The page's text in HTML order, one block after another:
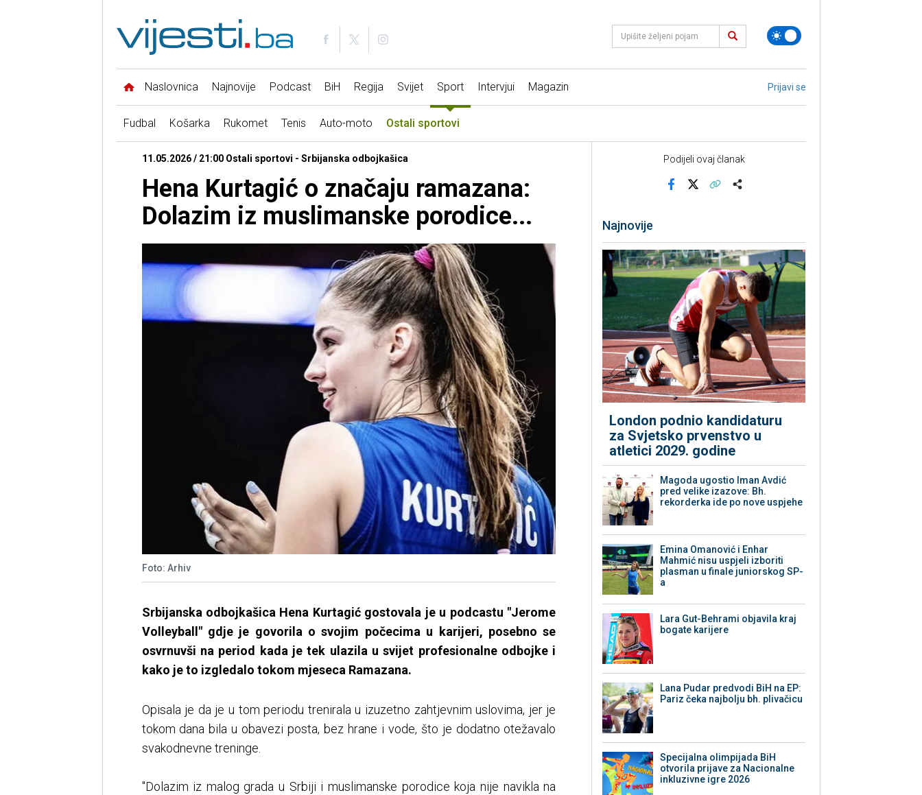
Naslovnica Najnovije Podcast BiH Regija Svijet Sport Intervjui Magazin Prijavi se
Fudbal Košarka Rukomet Tenis Auto-moto Ostali sportovi
11.05.2026 / 21:00 Ostali sportovi - Srbijanska odbojkašica
Hena Kurtagić o značaju ramazana:
Dolazim iz muslimanske porodice...
Foto: Arhiv
Srbijanska odbojkašica Hena Kurtagić gostovala je u podcastu "Jerome
Volleyball" gdje je govorila o svojim počecima u karijeri, posebno se
osvrnuvši na period kada je tek ulazila u svijet profesionalne odbojke i
kako je to izgledalo tokom mjeseca Ramazana.
Opisala je da je u tom periodu trenirala u izuzetno zahtjevnim uslovima, jer je
tokom dana bila u obavezi posta, bez hrane i vode, što je dodatno otežavalo
svakodnevne treninge.
"Dolazim iz malog grada u Srbiji i muslimanske porodice koja nije navikla na
Podijeli ovaj članak
Najnovije
London podnio kandidaturu
za Svjetsko prvenstvo u
atletici 2029. godine
Magoda ugostio Iman Avdić
pred velike izazove: Bh.
rekorderka ide po nove uspjehe
Emina Omanović i Enhar
Mahmić nisu uspjeli izboriti
plasman u finale juniorskog SP-
a
Lara Gut-Behrami objavila kraj
bogate karijere
Lana Pudar predvodi BiH na EP:
Pariz čeka najbolju bh. plivačicu
Specijalna olimpijada BiH
otvorila prijave za Nacionalne
inkluzivne igre 2026